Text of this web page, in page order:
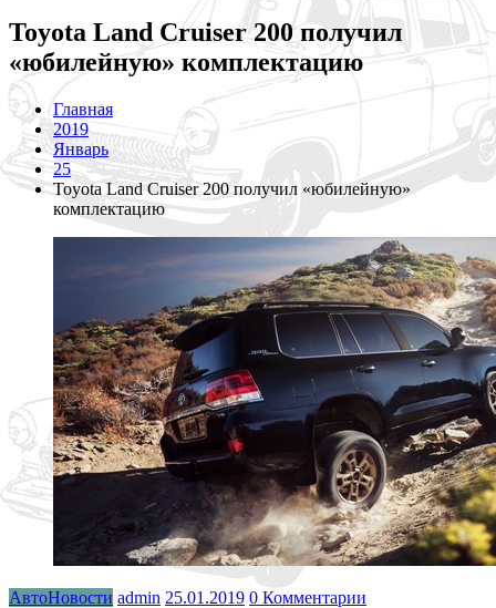
Toyota Land Cruiser 200 получил
«юбилейную» комплектацию
Главная
2019
Январь
25
Toyota Land Cruiser 200 получил «юбилейную»
комплектацию
АвтоНовости admin 25.01.2019 0 Комментарии